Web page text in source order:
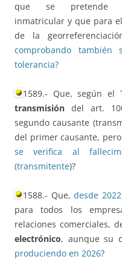
que se pretende
inmatricular y que para
de la
comprobando
tolerancia?
1589.- Que, según
transmisión del art.
segundo causante
del primer causante,
se verifica al
(transmitente)?
1588.- Que,desde 2022
para todos los
relaciones comerciales,
electrónico, aunque su
produciendo en 2026?